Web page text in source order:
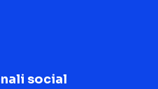
social